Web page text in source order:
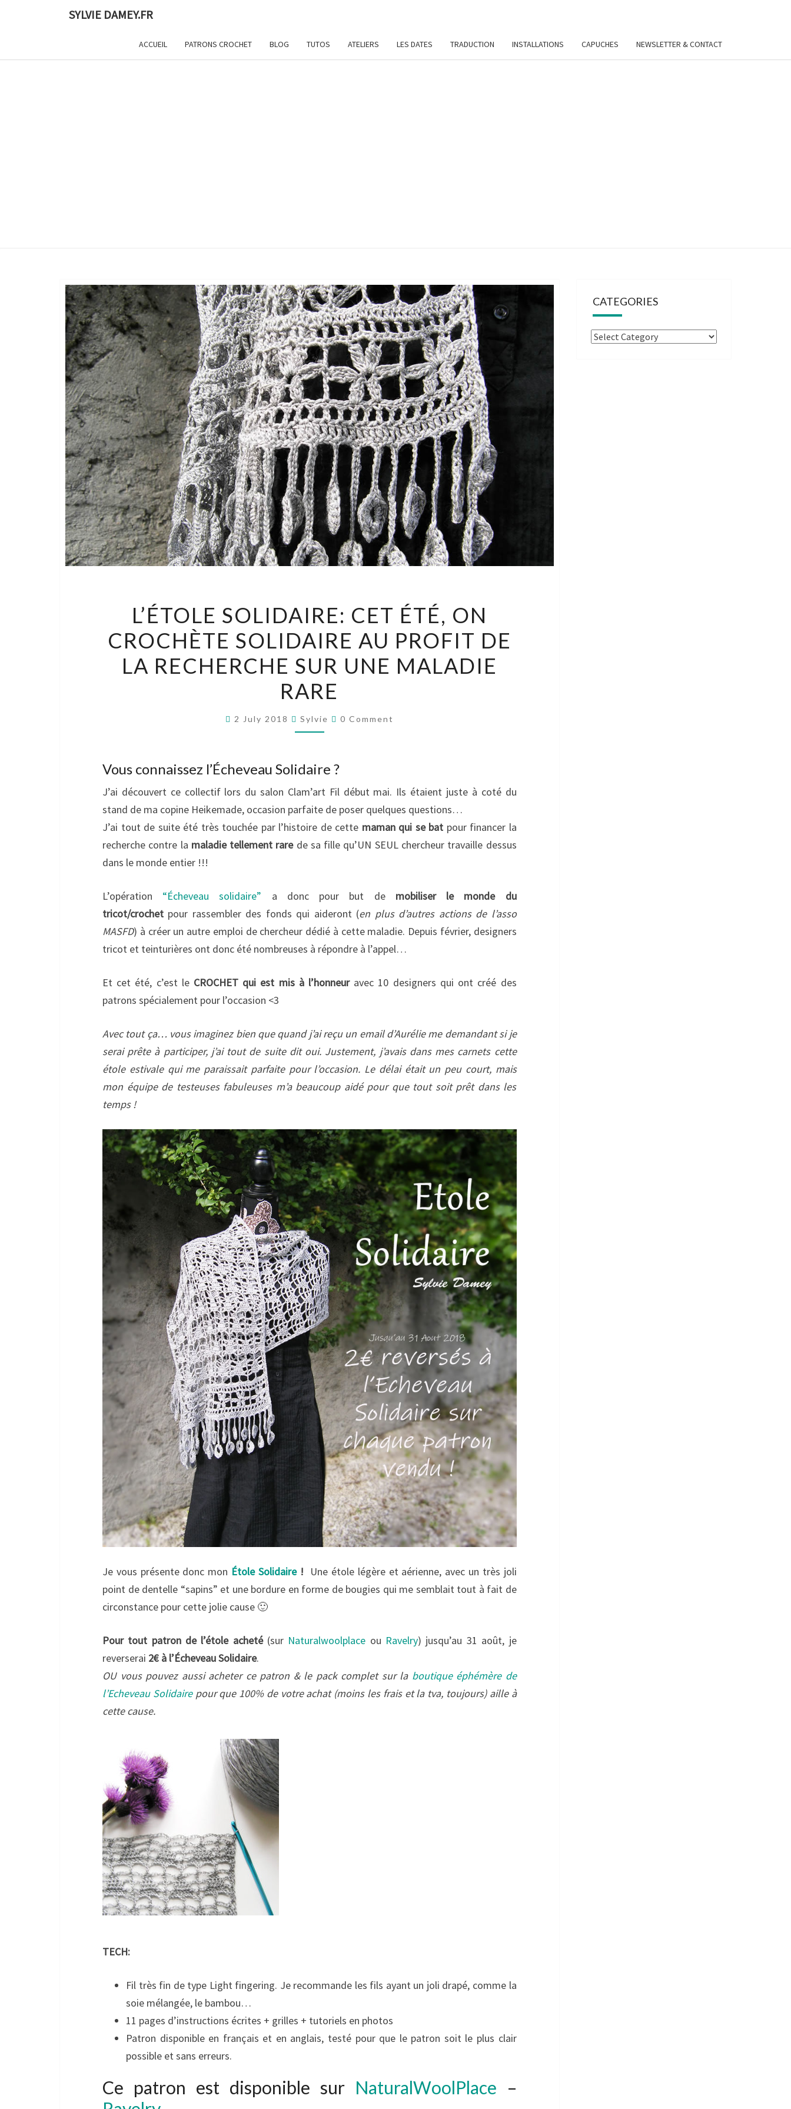
SYLVIE DAMEY.FR
ACCUEIL PATRONS CROCHET BLOG TUTOS ATELIERS LES DATES TRADUCTION INSTALLATIONS CAPUCHES NEWSLETTER & CONTACT
SOLIDAIRE:
CET
ÉTÉ,
ON
CROCHÈTE
AU
LA
RECHERCHE
SUR
UNE
MALADIE
L’ÉTOLE SOLIDAIRE: CET ÉTÉ, ON
CROCHÈTE SOLIDAIRE AU PROFIT DE
LA RECHERCHE SUR UNE MALADIE
RARE
2 July 2018 Sylvie Comments
0 Comment
Vous connaissez l’Écheveau Solidaire ?
J’ai découvert ce collectif lors du salon Clam’art Fil début mai. Ils étaient juste à coté du
stand de ma copine Heikemade, occasion parfaite de poser quelques questions…
J’ai tout de suite été très touchée par l’histoire de cette maman qui se bat pour financer la
recherche contre la maladie tellement rarede sa fille qu’UN SEUL chercheur travaille dessus
dans le monde entier !!!
L’opération “Écheveau solidaire” a donc pour but de mobiliser le monde du
tricot/crochet pour rassembler des fonds qui aideront (en plus d’autres actions de l’asso
MASFD) à créer un autre emploi de chercheur dédié à cette maladie. Depuis février, designers
tricot et teinturières ont donc été nombreuses à répondre à l’appel…
Et cet été, c’est le CROCHET qui est mis à l’honneur avec 10 designers qui ont créé des
patrons spécialement pour l’occasion <3
Avec tout ça… vous imaginez bien que quand j’ai reçu un email d’Aurélie me demandant si je
serai prête à participer, j’ai tout de suite dit oui. Justement, j’avais dans mes carnets cette
étole estivale qui me paraissait parfaite pour l’occasion. Le délai était un peu court, mais
mon équipe de testeuses fabuleuses m’a beaucoup aidé pour que tout soit prêt dans les
temps !
Je vous présente donc mon Étole Solidaire! Une étole légère et aérienne, avec un très joli
point de dentelle “sapins” et une bordure en forme de bougies qui me semblait tout à fait de
circonstance pour cette jolie cause 🙂
Pour tout patron de l’étole acheté (sur Naturalwoolplace ou Ravelry) jusqu’au 31 août, je
reverserai 2€ à l’Écheveau Solidaire.
OU vous pouvez aussi acheter ce patron & le pack complet sur la boutique éphémère de
l’Echeveau Solidairepour que 100% de votre achat (moins les frais et la tva, toujours) aille à
cette cause.
TECH:
Fil très fin de type Light fingering. Je recommande les fils ayant un joli drapé, comme la
soie mélangée, le bambou…
11 pages d’instructions écrites + grilles + tutoriels en photos
Patron disponible en français et en anglais, testé pour que le patron soit le plus clair
possible et sans erreurs.
Ce patron est disponible sur NaturalWoolPlace –
CATEGORIES
Categories